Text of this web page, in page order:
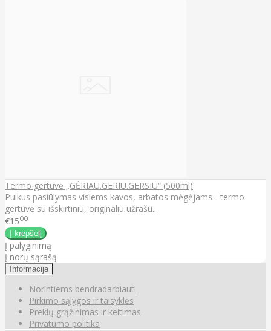
Termo gertuvė „GĖRIAU.GERIU.GERSIU“ (500ml)
Puikus pasiūlymas visiems kavos, arbatos mėgėjams - termo
gertuvė su išskirtiniu, originaliu užrašu...
€1500
Į palyginimą
Į norų sąrašą
Informacija
Norintiems bendradarbiauti
Pirkimo sąlygos ir taisyklės
Prekių grąžinimas ir keitimas
Privatumo politika